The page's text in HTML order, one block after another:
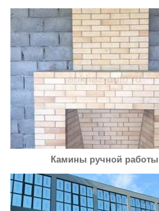
Камины ручной работы